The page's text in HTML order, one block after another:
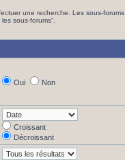
une recherche. Les sous-
sous-forums”.
Oui Non
Croissant
Décroissant